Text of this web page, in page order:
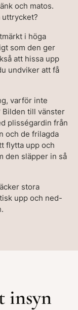
och matos.
uttrycket?
i höga
som den ger
att hissa upp
undviker att få
varför inte
Bilden till vänster
plisségardin från
och de frilagda
flytta upp och
den släpper in så
stora
upp och ned-
insyn